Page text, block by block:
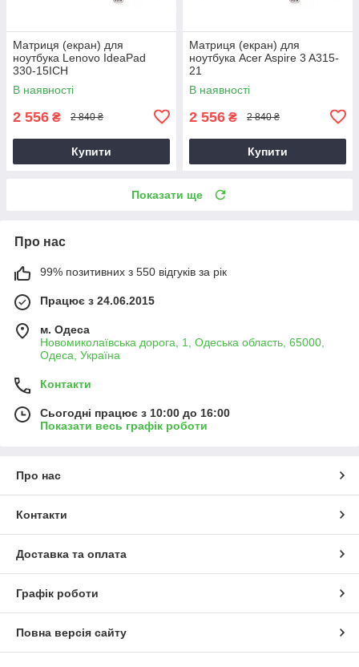
Матриця (екран) для
ноутбука Lenovo IdeaPad
330-15ICH
В наявності
2 556 ₴ 2 840 ₴
Купити
Матриця (екран) для
ноутбука Acer Aspire 3 A315-
21
В наявності
2 556 ₴ 2 840 ₴
Купити
Показати ще
Про нас
99% позитивних з 550 відгуків за рік
Працює з 24.06.2015
м. Одеса
Новомиколаївська дорога, 1, Одеська область, 65000,
Одеса, Україна
Контакти
Сьогодні працює з 10:00 до 16:00
Показати весь графік роботи
Про нас
Контакти
Доставка та оплата
Графік роботи
Повна версія сайту